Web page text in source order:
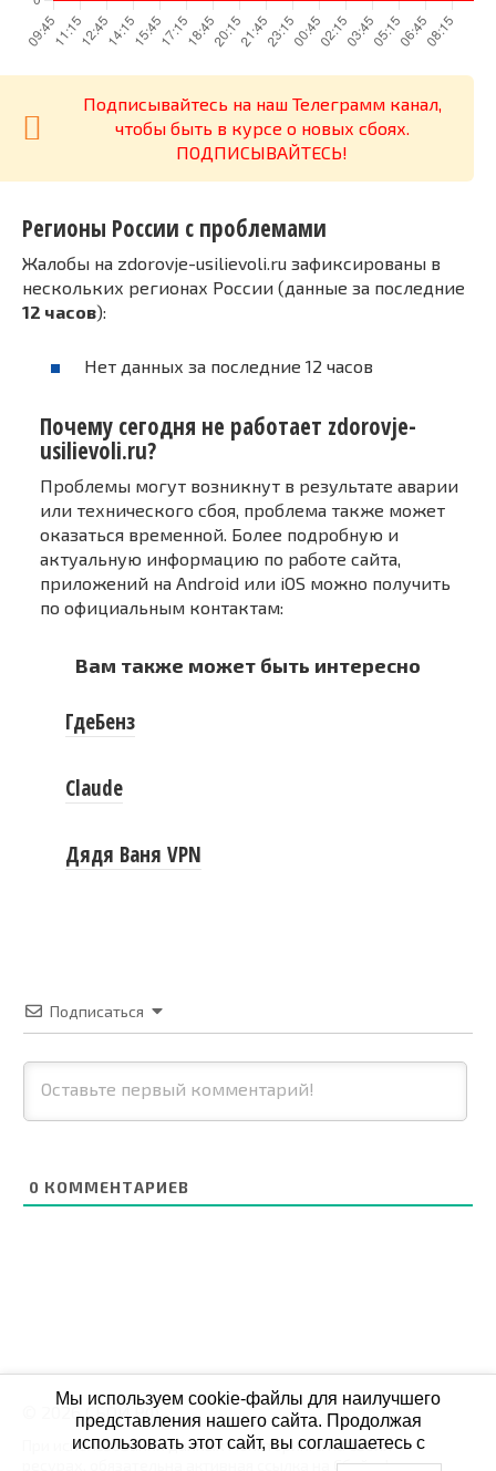
Подписывайтесь на наш Телеграмм канал,
чтобы быть в курсе о новых сбоях.
ПОДПИСЫВАЙТЕСЬ!
Регионы России с проблемами
Жалобы на zdorovje-usilievoli.ru зафиксированы в
нескольких регионах России (данные за последние
12 часов):
Нет данных за последние 12 часов
Почему сегодня не работает zdorovje-
usilievoli.ru?
Проблемы могут возникнут в результате аварии
или технического сбоя, проблема также может
оказаться временной. Более подробную и
актуальную информацию по работе сайта,
приложений на Android или iOS можно получить
по официальным контактам:
Вам также может быть интересно
ГдеБенз
Claude
Дядя Ваня VPN
Подписаться
0 КОММЕНТАРИЕВ
© 2026 СБОЙ.РФ
При использовании данных мониторинга на своих
ресурах, обязательна активная ссылка на Сбой.рф
Мы используем cookie-файлы для наилучшего
представления нашего сайта. Продолжая
использовать этот сайт, вы соглашаетесь с